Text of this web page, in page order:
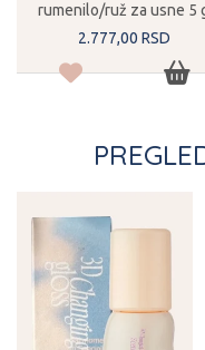
rumenilo/ruž za usne 5
2.777,00 RSD